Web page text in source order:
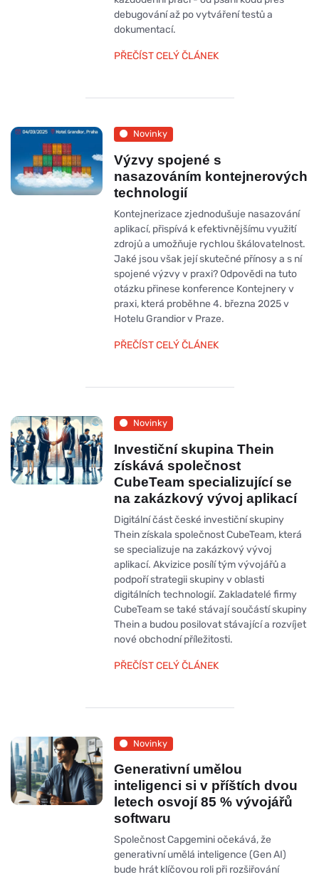
debugování až po vytváření testů a
dokumentací.
PŘEČÍST CELÝ ČLÁNEK
Novinky
Výzvy spojené s
nasazováním kontejnerových
technologií
Kontejnerizace zjednodušuje nasazování
aplikací, přispívá k efektivnějšímu využití
zdrojů a umožňuje rychlou škálovatelnost.
Jaké jsou však její skutečné přínosy a s ní
spojené výzvy v praxi? Odpovědi na tuto
otázku přinese konference Kontejnery v
praxi, která proběhne 4. března 2025 v
Hotelu Grandior v Praze.
PŘEČÍST CELÝ ČLÁNEK
Novinky
Investiční skupina Thein
získává společnost
CubeTeam specializující se
na zakázkový vývoj aplikací
Digitální část české investiční skupiny
Thein získala společnost CubeTeam, která
se specializuje na zakázkový vývoj
aplikací. Akvizice posílí tým vývojářů a
podpoří strategii skupiny v oblasti
digitálních technologií. Zakladatelé firmy
CubeTeam se také stávají součástí skupiny
Thein a budou posilovat stávající a rozvíjet
nové obchodní příležitosti.
PŘEČÍST CELÝ ČLÁNEK
Novinky
Generativní umělou
inteligenci si v příštích dvou
letech osvojí 85 % vývojářů
softwaru
Společnost Capgemini očekává, že
generativní umělá inteligence (Gen AI)
bude hrát klíčovou roli při rozšiřování